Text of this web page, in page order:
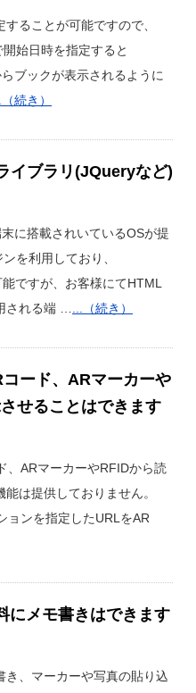
ることが可能ですので、
始日時を指定すると
ブックが表示されるように
（続き）
イブラリ(JQueryなど)
に搭載されいているOSが提
を利用しており、
ですが、お客様にてHTML
される端 …
...（続き）
ード、ARマーカーや
せることはできます
、ARマーカーやRFIDから読
は提供しておりません。
ョンを指定したURLをAR
にメモ書きはできます
き、マーカーや写真の貼り込